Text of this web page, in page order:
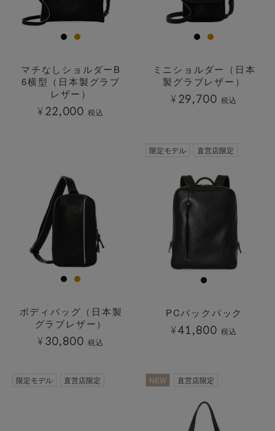
マチなしショルダーB
6横型（日本製グラブ
レザー）
¥ 22,000 税込
ミニショルダー（日本
製グラブレザー）
¥ 29,700 税込
ボディバッグ（日本製
グラブレザー）
¥30,800 税込
限定モデル 直営店限定
PCバックパック
¥41,800 税込
限定モデル 直営店限定 NEW 直営店限定